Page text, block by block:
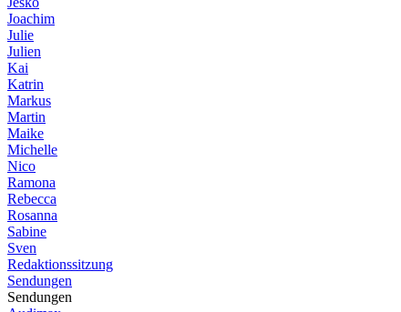
Joachim
Julie
Julien
Kai
Katrin
Markus
Martin
Maike
Michelle
Nico
Ramona
Rebecca
Rosanna
Sabine
Sven
Redaktionssitzung
Sendungen
Sendungen